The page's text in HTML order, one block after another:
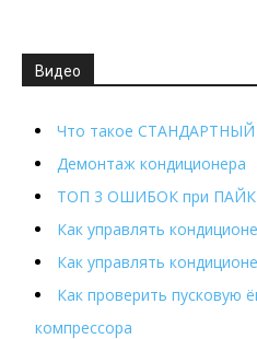
Видео
Что такое
Демонтаж кондиционера
ТОП 3 ОШИБОК при
Как управлять
Как управлять
Как проверить пусковую
компрессора